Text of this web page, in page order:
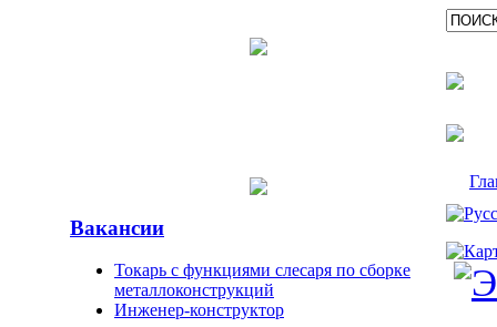
Вакансии
Токарь с функциями слесаря по сборке
металлоконструкций
Инженер-конструктор